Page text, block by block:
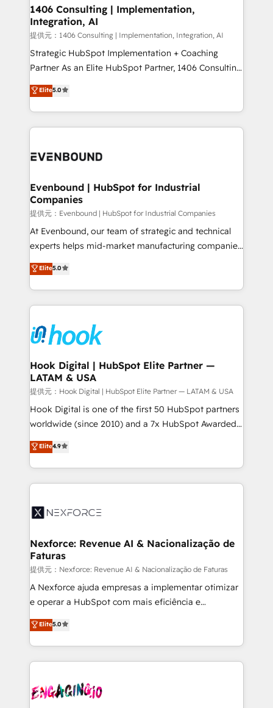
allowing companies to optimize processes and meet
the needs of the customer. We are part of Impresoft
Group, a group of specialized and complementary
companies that divide their offer into 4
Competence Centers: Smart Manufacturing,
The synergies generated by these integrations,
together with the combination of talents, skills,
to accompany companies on their digital
1406 Consulting | Implementation,
Integration, AI
提供元：1406 Consulting | Implementation, Integration, AI
Strategic HubSpot Implementation + Coaching
Partner As an Elite HubSpot Partner, 1406 Consulting
helps mid-market revenue teams transform how
they sell, market, and serve. We don't just build your
HubSpot—we teach your team to own it, then stay
to help you keep winning. What We Do ⚙️ CRM
Data & Content 📈 Sales & Marketing Alignment +
Agent Creation 🔄 Custom Integrations & Data
Migration Why 1406 We become part of your team.
Your team learns while we build. We fix what others
broke. Built for mid-market reality—practical
solutions that work with your actual headcount and
HubSpot partners 🔄 Top 5% globally in client
retention 📅 8+ years of consistent results since 2017
move beyond spreadsheets into unified systems
that drive real business results.
Elite5.0
Evenbound | HubSpot for Industrial
Companies
提供元：Evenbound | HubSpot for Industrial Companies
At Evenbound, our team of strategic and technical
experts helps mid-market manufacturing companies
achieve real growth. We specialize in delivering
tailored solutions that drive results by leveraging
HubSpot’s platform and data to fuel success.
Technical Solutions: - HubSpot Technical Consulting -
Onboarding - Data Migration & Integrations -
Technical Audit & Optimization Strategic Solutions: -
Revenue Operations - Inbound Marketing -
Outbound Marketing - HubSpot CMS Website
Design & Development We empower our clients to
reach their full potential by providing transparent,
relationship-driven support. With over 300 HubSpot
technical know-how and strategic guidance you
need to succeed.
Elite5.0
Hook Digital | HubSpot Elite Partner —
LATAM & USA
提供元：Hook Digital | HubSpot Elite Partner — LATAM & USA
Hook Digital is one of the first 50 HubSpot partners
worldwide (since 2010) and a 7x HubSpot Awarded
Elite Partner. With 500+ projects across the U.S.,
Brazil, and LATAM, we combine global expertise with
regional experience. Today, we are Brazil’s largest
HubSpot Elite Partner—trusted by companies across
Implementation & Migration Onboarding across all
Station, Freshdesk, Intercom, and more. Custom
objects, automations, and integrations built for
growth. 🚀 AI-Driven GTM Orchestration Unify
HubSpot with LinkedIn, WhatsApp, email, paid
media, and AI voice to drive pipeline. 🤖 AI Custom
prospecting, follow-ups, service triage, and
knowledge retrieval—built in HubSpot. ⚡ Fast-Track
advanced optimization & adoption 📍 São Paulo, BR
• Des Moines, IA • New York, NY
Elite4.9
Nexforce: Revenue AI & Nacionalização de
Faturas
提供元：Nexforce: Revenue AI & Nacionalização de Faturas
A Nexforce ajuda empresas a implementar otimizar
e operar a HubSpot com mais eficiência e
previsibilidade de receita. Combinamos Revenue
Operations (RevOps) e Inteligência Artificial para
estruturar processos integrar sistemas organizar
dados e automatizar operações. O objetivo é
operacional de receita conectando equipes
Elite5.0